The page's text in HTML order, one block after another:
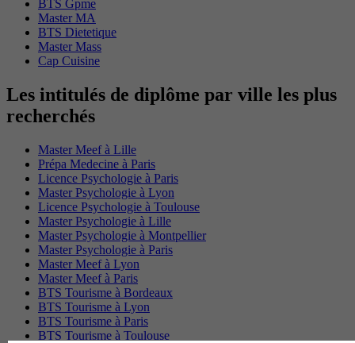
BTS Gpme
Master MA
BTS Dietetique
Master Mass
Cap Cuisine
Les intitulés de diplôme par ville les plus
recherchés
Master Meef à Lille
Prépa Medecine à Paris
Licence Psychologie à Paris
Master Psychologie à Lyon
Licence Psychologie à Toulouse
Master Psychologie à Lille
Master Psychologie à Montpellier
Master Psychologie à Paris
Master Meef à Lyon
Master Meef à Paris
BTS Tourisme à Bordeaux
BTS Tourisme à Lyon
BTS Tourisme à Paris
BTS Tourisme à Toulouse